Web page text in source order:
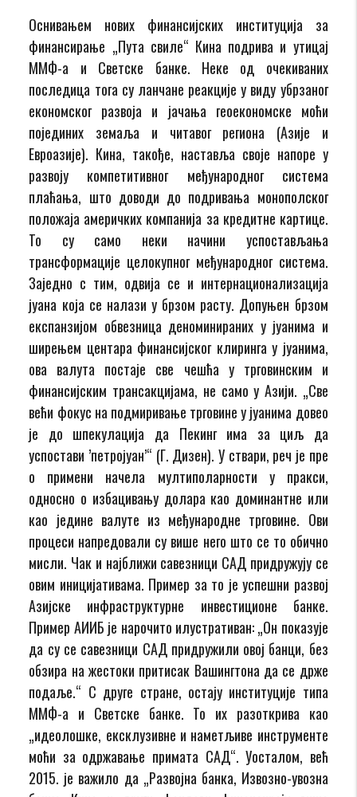
Оснивањем нових финансијских институција за
финансирање „Пута свиле“ Кина подрива и утицај
ММФ-а и Светске банке. Неке од очекиваних
последица тога су ланчане реакције у виду убрзаног
економског развоја и јачања геоекономске моћи
појединих земаља и читавог региона (Азије и
Евроазије). Кина, такође, наставља своје напоре у
развоју компетитивног међународног система
плаћања, што доводи до подривања монополског
положаја америчких компанија за кредитне картице.
То су само неки начини успостављања
трансформације целокупног међународног система.
Заједно с тим, одвија се и интернационализација
јуана која се налази у брзом расту. Допуњен брзом
експанзијом обвезница деноминираних у јуанима и
ширењем центара финансијског клиринга у јуанима,
ова валута постаје све чешћа у трговинским и
финансијским трансакцијама, не само у Азији. „Све
већи фокус на подмиривање трговине у јуанима довео
је до шпекулација да Пекинг има за циљ да
успостави ’петројуан’“ (Г. Дизен). У ствари, реч је пре
о примени начела мултиполарности у пракси,
односно о избацивању долара као доминантне или
као једине валуте из међународне трговине. Ови
процеси напредовали су више него што се то обично
мисли. Чак и најближи савезници САД придружују се
овим иницијативама. Пример за то је успешни развој
Азијске инфраструктурне инвестиционе банке.
Пример АИИБ је нарочито илустративан: „Он показује
да су се савезници САД придружили овој банци, без
обзира на жестоки притисак Вашингтона да се држе
подаље.“ С друге стране, остају институције типа
ММФ-а и Светске банке. То их разоткрива као
„идеолошке, ексклузивне и наметљиве инструменте
моћи за одржавање примата САД“. Уосталом, већ
2015. је важило да „Развојна банка, Извозно-увозна